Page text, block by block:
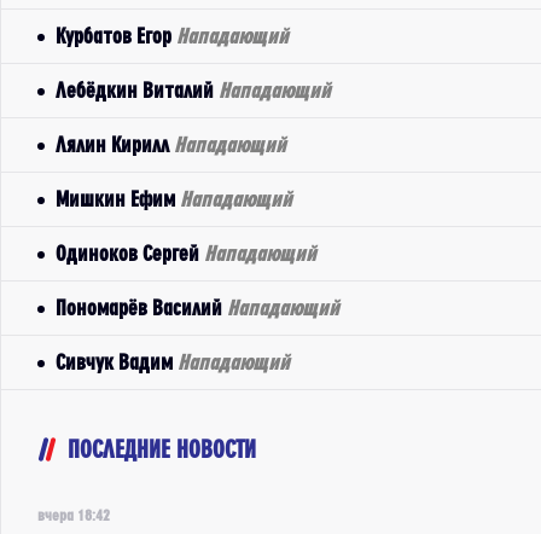
Курбатов Егор Нападающий
Лебёдкин Виталий Нападающий
Лялин Кирилл Нападающий
Мишкин Ефим Нападающий
Одиноков Сергей Нападающий
Пономарёв Василий Нападающий
Сивчук Вадим Нападающий
ПОСЛЕДНИЕ НОВОСТИ
вчера 18:42